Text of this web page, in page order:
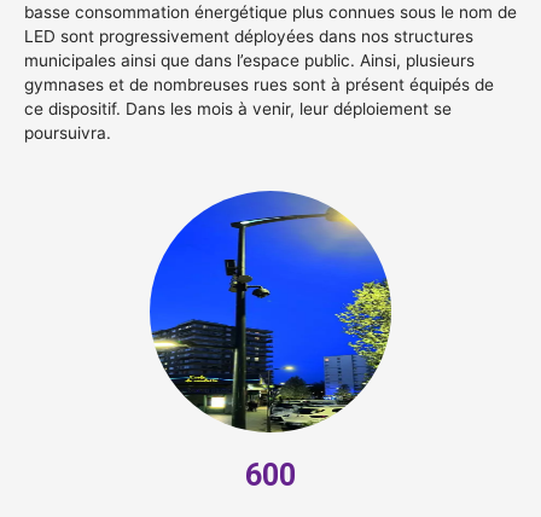
basse consommation énergétique plus connues sous le nom de
LED sont progressivement déployées dans nos structures
municipales ainsi que dans l’espace public. Ainsi, plusieurs
gymnases et de nombreuses rues sont à présent équipés de
ce dispositif. Dans les mois à venir, leur déploiement se
poursuivra.
600